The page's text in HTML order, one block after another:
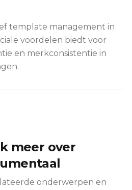
template management in
voordelen biedt voor
en merkconsistentie in
meer over
onderwerpen en